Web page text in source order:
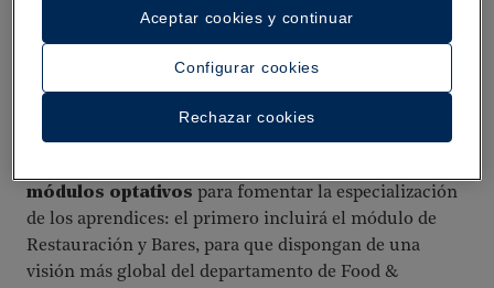
Ciclos Formativos de Grado Superior de
Cocina y Dirección de Gestión Hotelera
objetivo de crear profesionales más completos y
favorecer el acceso de estos aprendices al sector
módulos optativos para fomentar la especialización
de los aprendices: el primero incluirá el módulo de
Restauración y Bares, para que dispongan de una
visión más global del departamento de Food &
Configurar cookies
Rechazar cookies
Aceptar cookies y continuar